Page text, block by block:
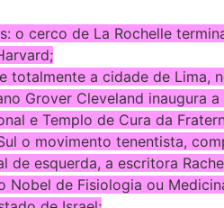
o cerco de La Rochelle
totalmente a cidade de Lima,
Grover Cleveland inaugura
e Templo de Cura da
o movimento tenentista,
de esquerda, a escritora
Nobel de Fisiologia ou